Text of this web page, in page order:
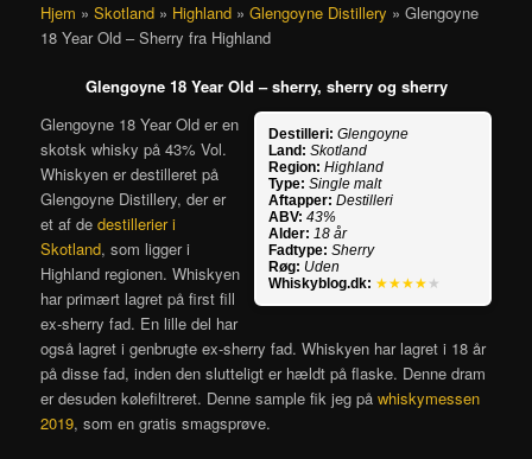
Hjem »Skotland » Highland »Glengoyne Distillery »Glengoyne
18 Year Old – Sherry fra Highland
Glengoyne 18 Year Old – sherry, sherry og sherry
Destilleri: Glengoyne
Land: Skotland
Region: Highland
Type: Single malt
Aftapper: Destilleri
ABV: 43%
Alder: 18 år
Fadtype: Sherry
Røg: Uden
Whiskyblog.dk: ★★★★ ★
Glengoyne 18 Year Old er en
skotsk whisky på 43% Vol.
Whiskyen er destilleret på
Glengoyne Distillery, der er
et af dedestillerier i
Skotland, som ligger i
Highland regionen. Whiskyen
har primært lagret på first fill
ex-sherry fad. En lille del har
også lagret i genbrugte ex-sherry fad. Whiskyen har lagret i 18 år
på disse fad, inden den slutteligt er hældt på flaske. Denne dram
er desuden kølefiltreret. Denne sample fik jeg påwhiskymessen
2019, som en gratis smagsprøve.